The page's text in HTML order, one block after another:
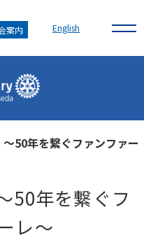
案内 English
50年を繋ぐファンファー
50年を繋ぐフ
レ～